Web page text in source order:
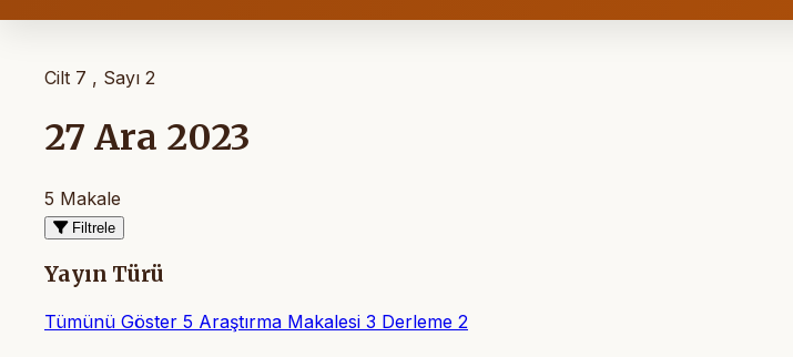
Cilt 7 , Sayı 2
27 Ara 2023
5 Makale
Filtrele
Yayın Türü
Tümünü Göster 5 Araştırma Makalesi 3 Derleme 2